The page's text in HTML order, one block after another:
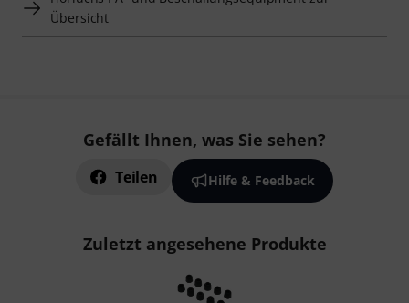
Übersicht
Gefällt Ihnen, was Sie sehen?
Teilen Hilfe & Feedback
Zuletzt angesehene Produkte